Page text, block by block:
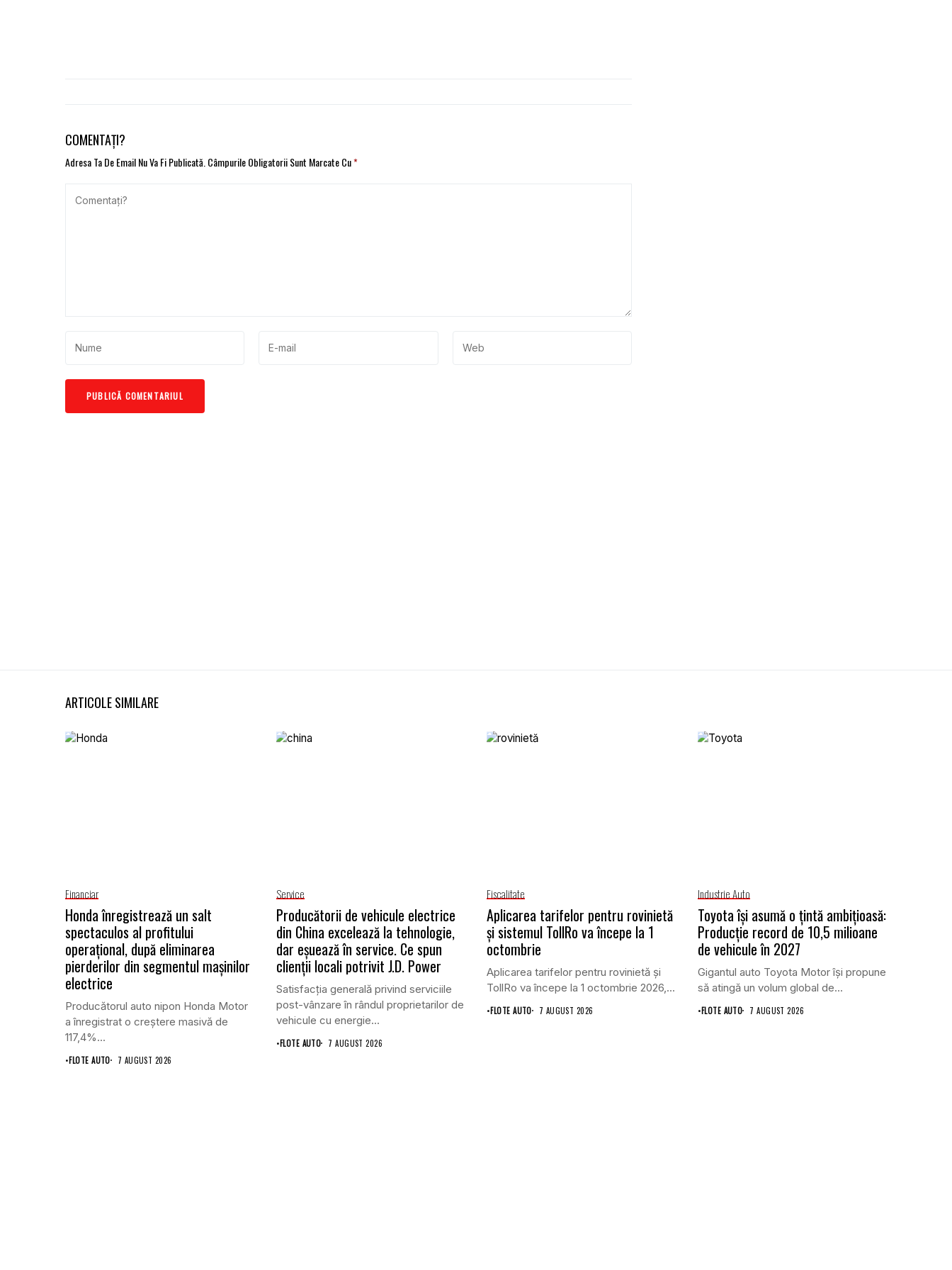
COMENTAȚI?
Adresa Ta De Email Nu Va Fi Publicată. Câmpurile Obligatorii Sunt Marcate Cu*
ARTICOLE SIMILARE
Financiar
Honda înregistrează un salt
spectaculos al profitului
operațional, după eliminarea
pierderilor din segmentul mașinilor
electrice
Producătorul auto nipon Honda Motor
a înregistrat o creștere masivă de
117,4%...
•FLOTE AUTO 7 AUGUST 2026
Service
Producătorii de vehicule electrice
din China excelează la tehnologie,
dar eșuează în service. Ce spun
clienții locali potrivit J.D. Power
Satisfacția generală privind serviciile
post-vânzare în rândul proprietarilor de
vehicule cu energie...
•FLOTE AUTO 7 AUGUST 2026
Fiscalitate
Aplicarea tarifelor pentru rovinietă
și sistemul TollRo va începe la 1
octombrie
Aplicarea tarifelor pentru rovinietă și
TollRo va începe la 1 octombrie 2026,...
•FLOTE AUTO 7 AUGUST 2026
Industrie Auto
Toyota își asumă o țintă ambițioasă:
Producție record de 10,5 milioane
de vehicule în 2027
Gigantul auto Toyota Motor își propune
să atingă un volum global de...
•FLOTE AUTO 7 AUGUST 2026